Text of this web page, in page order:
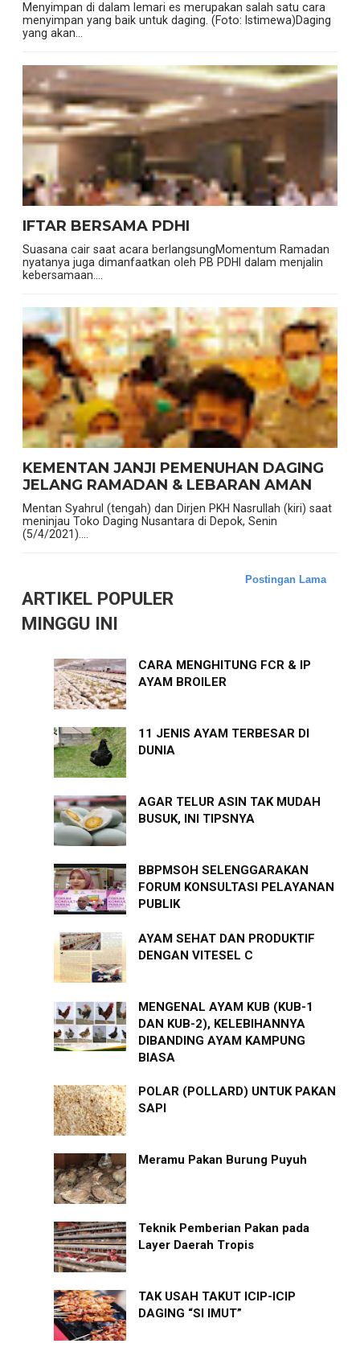
Menyimpan di dalam lemari es merupakan salah satu cara
menyimpan yang baik untuk daging. (Foto: Istimewa)Daging
yang akan...
IFTAR BERSAMA PDHI
Suasana cair saat acara berlangsungMomentum Ramadan
nyatanya juga dimanfaatkan oleh PB PDHI dalam menjalin
kebersamaan....
KEMENTAN JANJI PEMENUHAN DAGING
JELANG RAMADAN & LEBARAN AMAN
Mentan Syahrul (tengah) dan Dirjen PKH Nasrullah (kiri) saat
meninjau Toko Daging Nusantara di Depok, Senin
(5/4/2021)....
Postingan Lama
ARTIKEL POPULER
MINGGU INI
CARA MENGHITUNG FCR & IP
AYAM BROILER
11 JENIS AYAM TERBESAR DI
DUNIA
AGAR TELUR ASIN TAK MUDAH
BUSUK, INI TIPSNYA
BBPMSOH SELENGGARAKAN
FORUM KONSULTASI PELAYANAN
PUBLIK
AYAM SEHAT DAN PRODUKTIF
DENGAN VITESEL C
MENGENAL AYAM KUB (KUB-1
DAN KUB-2), KELEBIHANNYA
DIBANDING AYAM KAMPUNG
BIASA
POLAR (POLLARD) UNTUK PAKAN
SAPI
Meramu Pakan Burung Puyuh
Teknik Pemberian Pakan pada
Layer Daerah Tropis
TAK USAH TAKUT ICIP-ICIP
DAGING “SI IMUT”